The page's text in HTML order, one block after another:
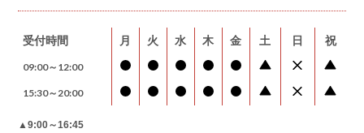
受付時間 月 火 水 木 金 土 日 祝
09:00～12:00
15:30～20:00
▲9:00～16:45